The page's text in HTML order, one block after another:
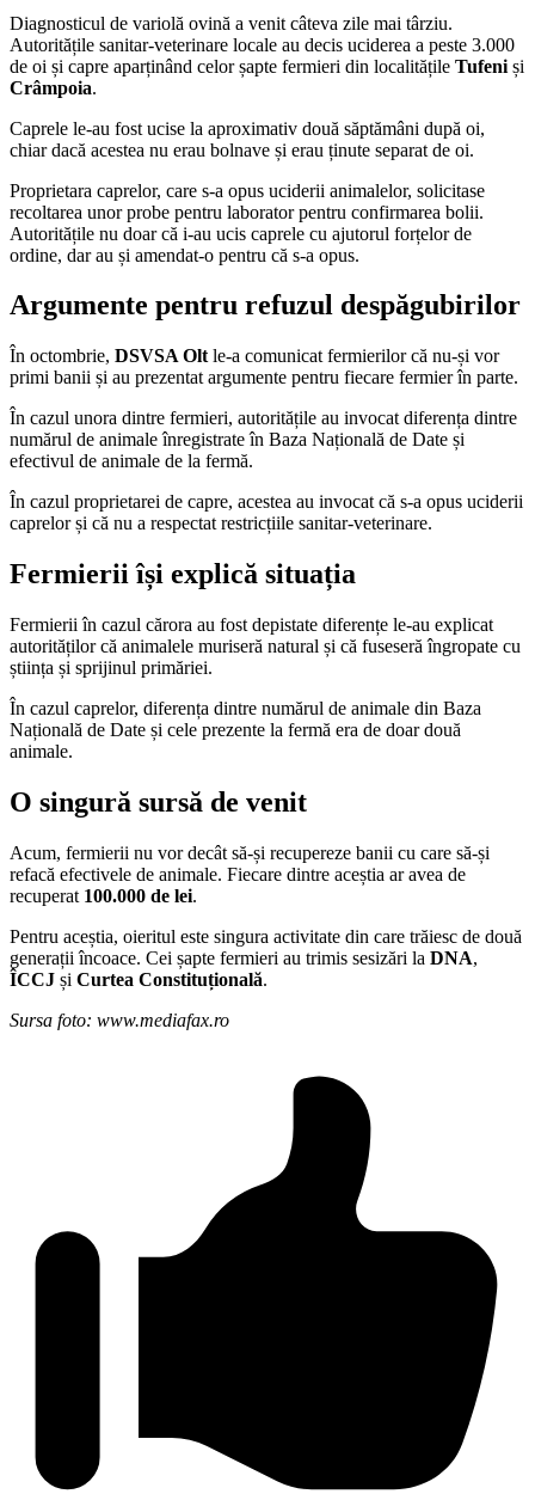
Diagnosticul de variolă ovină a venit câteva zile mai târziu.
Autoritățile sanitar-veterinare locale au decis uciderea a peste 3.000
de oi și capre aparținând celor șapte fermieri din localitățile Tufeni și
Crâmpoia.
Caprele le-au fost ucise la aproximativ două săptămâni după oi,
chiar dacă acestea nu erau bolnave și erau ținute separat de oi.
Proprietara caprelor, care s-a opus uciderii animalelor, solicitase
recoltarea unor probe pentru laborator pentru confirmarea bolii.
Autoritățile nu doar că i-au ucis caprele cu ajutorul forțelor de
ordine, dar au și amendat-o pentru că s-a opus.
Argumente pentru refuzul despăgubirilor
În octombrie, DSVSA Olt le-a comunicat fermierilor că nu-și vor
primi banii și au prezentat argumente pentru fiecare fermier în parte.
În cazul unora dintre fermieri, autoritățile au invocat diferența dintre
numărul de animale înregistrate în Baza Națională de Date și
efectivul de animale de la fermă.
În cazul proprietarei de capre, acestea au invocat că s-a opus uciderii
caprelor și că nu a respectat restricțiile sanitar-veterinare.
Fermierii își explică situația
Fermierii în cazul cărora au fost depistate diferențe le-au explicat
autorităților că animalele muriseră natural și că fuseseră îngropate cu
știința și sprijinul primăriei.
În cazul caprelor, diferența dintre numărul de animale din Baza
Națională de Date și cele prezente la fermă era de doar două
animale.
O singură sursă de venit
Acum, fermierii nu vor decât să-și recupereze banii cu care să-și
refacă efectivele de animale. Fiecare dintre aceștia ar avea de
recuperat 100.000 de lei.
Pentru aceștia, oieritul este singura activitate din care trăiesc de două
generații încoace. Cei șapte fermieri au trimis sesizări la DNA,
ÎCCJ și Curtea Constituțională.
Sursa foto: www.mediafax.ro